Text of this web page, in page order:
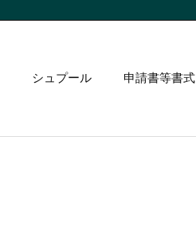
シュプール 申請書等書式